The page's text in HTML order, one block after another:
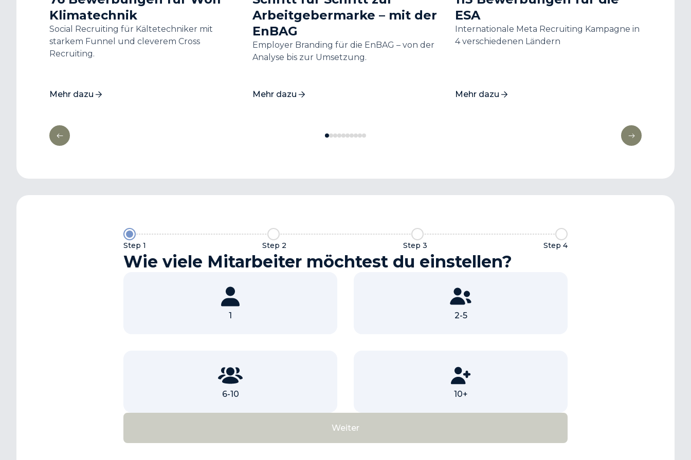
Klimatechnik
Social Recruiting für Kältetechniker mit
starkem Funnel und cleverem Cross
Recruiting.
Mehr dazu
Arbeitgebermarke – mit der
EnBAG
Employer Branding für die EnBAG – von der
Analyse bis zur Umsetzung.
Mehr dazu
ESA
Internationale Meta Recruiting Kampagne in
4 verschiedenen Ländern
Mehr dazu
Step 1 Step 2 Step 3 Step 4
Wie viele Mitarbeiter möchtest du einstellen?
1 2-5
6-10 10+